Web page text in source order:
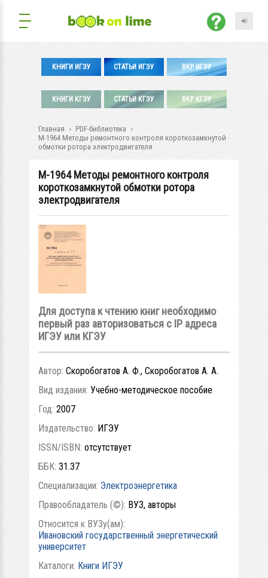
КНИГИ ИГЭУ СТАТЬИ ИГЭУ ВКР ИГЭУ
КНИГИ КГЭУ СТАТЬИ КГЭУ ВКР КГЭУ
Главная
PDF-библиотека
М-1964 Методы ремонтного контроля короткозамкнутой
обмотки ротора электродвигателя
М-1964 Методы ремонтного контроля
короткозамкнутой обмотки ротора
электродвигателя
Для доступа к чтению книг необходимо
первый раз авторизоваться с IP адреса
ИГЭУ или КГЭУ
Автор: Скоробогатов А. Ф., Скоробогатов А. А.
Вид издания: Учебно-методическое пособие
Год: 2007
Издательство: ИГЭУ
ISSN/ISBN: отсутствует
ББК: 31.37
Специализации: Электроэнергетика
Правообладатель (©): ВУЗ, авторы
Относится к ВУЗу(ам):
Ивановский государственный энергетический
университет
Каталоги: Книги ИГЭУ